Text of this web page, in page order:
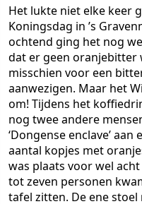
Het lukte niet elke keer
Koningsdag in ’s
ochtend ging het nog
dat er geen oranjebitter
misschien voor een
aanwezigen. Maar het
om! Tijdens het
nog twee andere
‘Dongense enclave’
aantal kopjes met
was plaats voor wel
tot zeven personen
tafel zitten. De ene